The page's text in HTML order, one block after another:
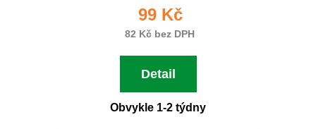
99 Kč
82 Kč bez DPH
Detail
Obvykle 1-2 týdny